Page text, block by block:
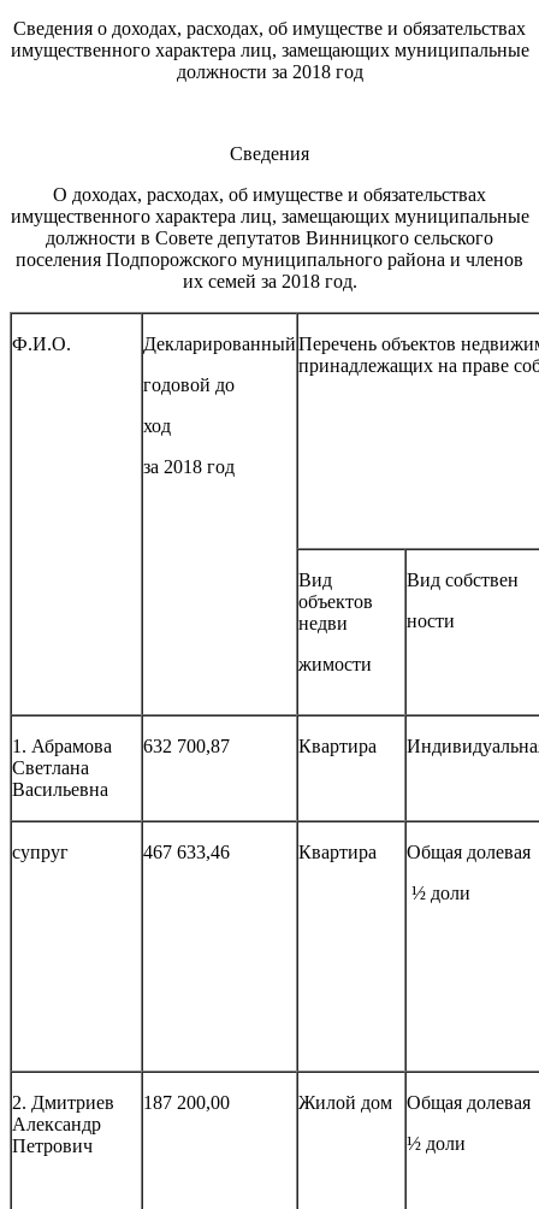
Сведения о доходах, расходах, об имуществе и обязательствах
имущественного характера лиц, замещающих муниципальные
должности за 2018 год
Сведения
О доходах, расходах, об имуществе и обязательствах
имущественного характера лиц, замещающих муниципальные
должности в Совете депутатов Винницкого сельского
поселения Подпорожского муниципального района и членов
их семей за 2018 год.
Ф.И.О.
Декларированный
годовой до
ход
за 2018 год
Перечень объектов
принадлежащих на праве
Вид
объектов
недви
жимости
Вид собствен
ности
1. Абрамова
Светлана
Васильевна
632 700,87 Квартира
супруг 467 633,46 Квартира
Общая долевая
½ доли
2. Дмитриев
Александр
Петрович
187 200,00 Жилой дом
Общая долевая
½ доли